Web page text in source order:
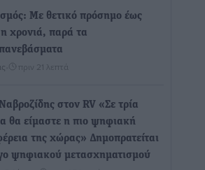
Με θετικό πρόσημο έως
χρονιά, παρά τα
πριν 21 λεπτά
στον RV «Σε τρία
θα είμαστε η πιο ψηφιακή
της χώρας» Δημοπρατείται
ψηφιακού μετασχηματισμού